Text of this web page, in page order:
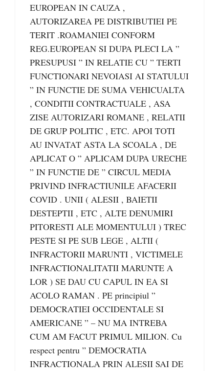
EUROPEAN IN CAUZA ,
AUTORIZAREA PE DISTRIBUTIEI PE
TERIT .ROAMANIEI CONFORM
REG.EUROPEAN SI DUPA PLECI LA ”
PRESUPUSI ” IN RELATIE CU ” TERTI
FUNCTIONARI NEVOIASI AI STATULUI
” IN FUNCTIE DE SUMA VEHICUALTA
, CONDITII CONTRACTUALE , ASA
ZISE AUTORIZARI ROMANE , RELATII
DE GRUP POLITIC , ETC. APOI TOTI
AU INVATAT ASTA LA SCOALA , DE
APLICAT O ” APLICAM DUPA URECHE
” IN FUNCTIE DE ” CIRCUL MEDIA
PRIVIND INFRACTIUNILE AFACERII
COVID . UNII ( ALESII , BAIETII
DESTEPTII , ETC , ALTE DENUMIRI
PITORESTI ALE MOMENTULUI ) TREC
PESTE SI PE SUB LEGE , ALTII (
INFRACTORII MARUNTI , VICTIMELE
INFRACTIONALITATII MARUNTE A
LOR ) SE DAU CU CAPUL IN EA SI
ACOLO RAMAN . PE principiul ”
DEMOCRATIEI OCCIDENTALE SI
AMERICANE ” – NU MA INTREBA
CUM AM FACUT PRIMUL MILION. Cu
respect pentru ” DEMOCRATIA
INFRACTIONALA PRIN ALESII SAI DE